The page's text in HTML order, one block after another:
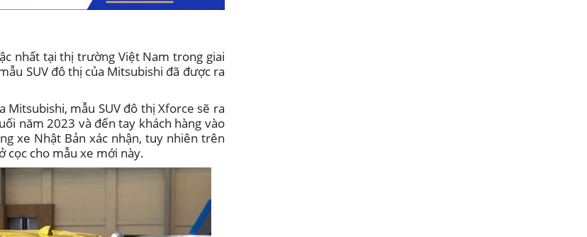
nhất tại thị trường Việt Nam trong giai
SUV đô thị của Mitsubishi đã được ra
mẫu SUV đô thị Xforce sẽ ra
năm 2023 và đến tay khách hàng vào
xe Nhật Bản xác nhận, tuy nhiên trên
cọc cho mẫu xe mới này.